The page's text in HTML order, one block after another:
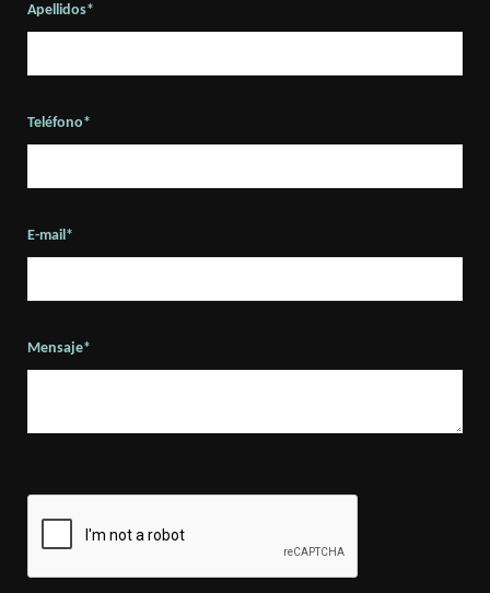
Apellidos*
Teléfono*
E-mail*
Mensaje*